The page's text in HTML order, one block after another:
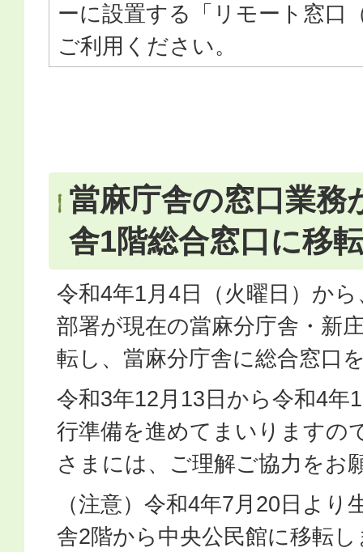
ーに設置する「リモート窓口
ご利用ください。
當麻庁舎の窓口業務
舎1階総合窓口に移
令和4年1月4日（火曜日）か
部署が現在の當麻分庁舎・新
転し、當麻分庁舎に総合窓口
令和3年12月13日から令和4年
行準備を進めてまいりますの
さまには、ご理解ご協力をお
（注意）令和4年7月20日より
舎2階から中央公民館に移転